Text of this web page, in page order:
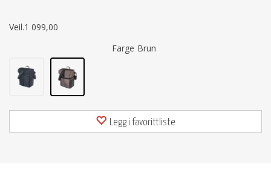
Veil.1 099,00
Farge Brun
Legg i favorittliste